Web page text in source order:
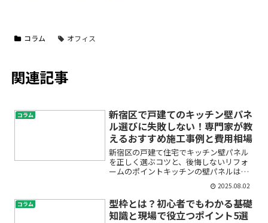
コラム オフィス
関連記事
コラム
新宿区で戸建てのキッチン壁パネ
ル選びに失敗しない！専門家が教
えるおすすめ施工事例と費用相場
新宿区の戸建て住宅でキッチン壁パネル
を正しく選ぶコツと、後悔しないリフォ
ームのポイントキッチンの壁パネルは、
毎日の料理や家事を快適にするだけでな
く、お住まいの清潔感やデザイン性にも
大きく関わる重要なパーツです。特に新
宿区の戸建て住宅にお住ま...
2025.08.02
コラム
型枠とは？初心者でもわかる基礎
知識と現場で役立つポイント5選